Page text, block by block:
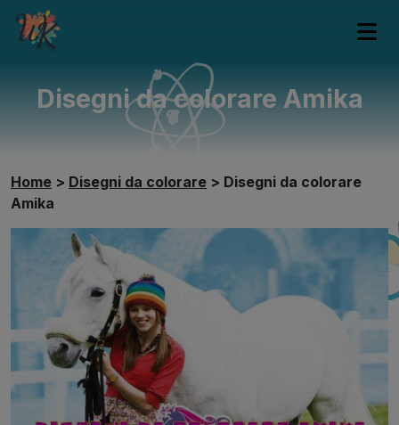
Disegni da colorare Amika
Home > Disegni da colorare > Disegni da colorare
Amika